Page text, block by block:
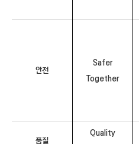
g
안전
Safer
Together
품질
Quality